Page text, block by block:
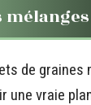
de
une vraie